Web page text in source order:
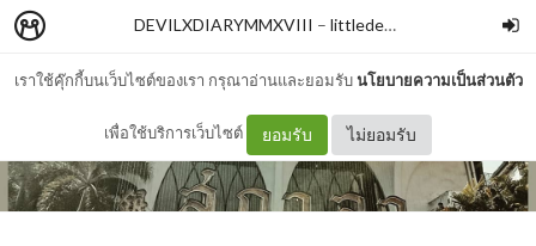
เราใช้คุ๊กกี้บนเว็บไซต์ของเรา กรุณาอ่านและยอมรับนโยบายความเป็นส่วนตัว
เพื่อใช้บริการเว็บไซต์ ยอมรับ ไม่ยอมรับ
DEVILXDIARYMMXVIII – littledevilxxx